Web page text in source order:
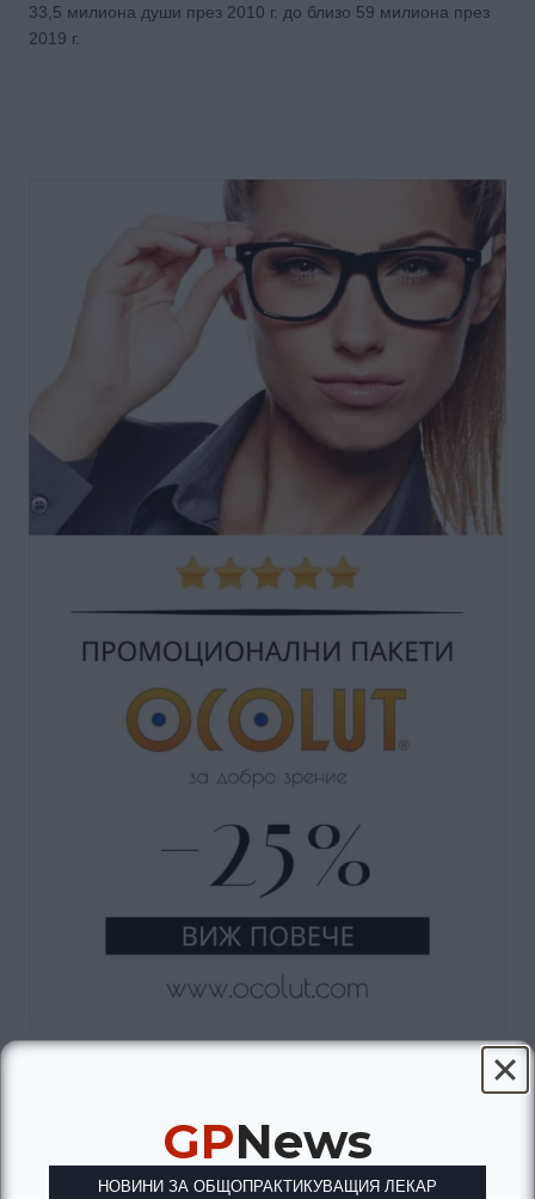
33,5 милиона души през 2010 г. до близо 59 милиона през
2019 г.
GPNews
НОВИНИ ЗА ОБЩОПРАКТИКУВАЩИЯ ЛЕКАР